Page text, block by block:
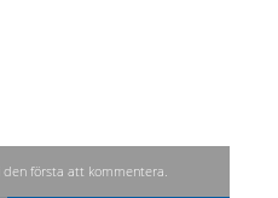
den första att kommentera.